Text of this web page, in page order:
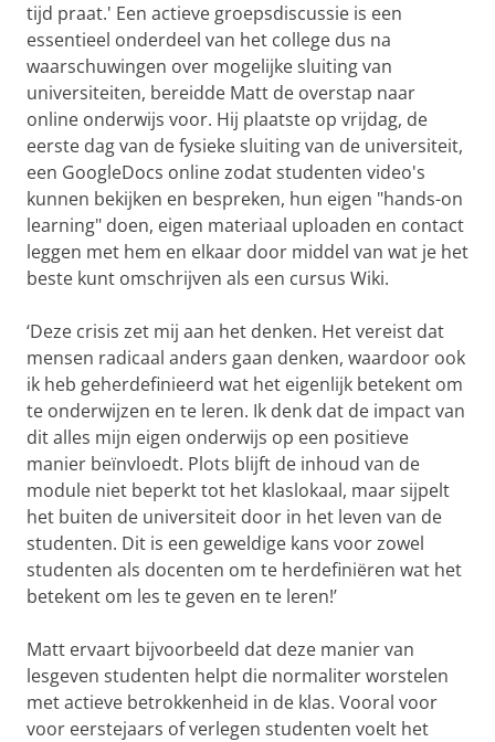
tijd praat.' Een actieve groepsdiscussie is een
essentieel onderdeel van het college dus na
waarschuwingen over mogelijke sluiting van
universiteiten, bereidde Matt de overstap naar
online onderwijs voor. Hij plaatste op vrijdag, de
eerste dag van de fysieke sluiting van de universiteit,
een GoogleDocs online zodat studenten video's
kunnen bekijken en bespreken, hun eigen "hands-on
learning" doen, eigen materiaal uploaden en contact
leggen met hem en elkaar door middel van wat je het
beste kunt omschrijven als een cursus Wiki.
‘Deze crisis zet mij aan het denken. Het vereist dat
mensen radicaal anders gaan denken, waardoor ook
ik heb geherdefinieerd wat het eigenlijk betekent om
te onderwijzen en te leren. Ik denk dat de impact van
dit alles mijn eigen onderwijs op een positieve
manier beïnvloedt. Plots blijft de inhoud van de
module niet beperkt tot het klaslokaal, maar sijpelt
het buiten de universiteit door in het leven van de
studenten. Dit is een geweldige kans voor zowel
studenten als docenten om te herdefiniëren wat het
betekent om les te geven en te leren!’
Matt ervaart bijvoorbeeld dat deze manier van
lesgeven studenten helpt die normaliter worstelen
met actieve betrokkenheid in de klas. Vooral voor
voor eerstejaars of verlegen studenten voelt het